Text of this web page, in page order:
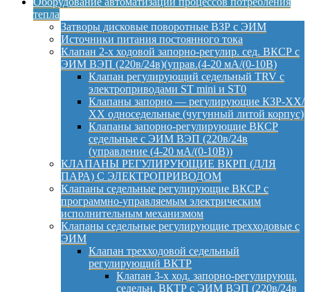
тепла
Затворы дисковые поворотные ВЗР с ЭИМ
Источники питания постоянного тока
Клапан 2-х ходовой запорно-регулир. сед. ВКСР с
ЭИМ ВЭП (220в/24в)(управ.(4-20 мА/(0-10В)
Клапан регулирующий седельный TRV с
электроприводами ST mini и ST0
Клапаны запорно — регулирующие КЗР-ХХ/
ХХ односедельные (чугунный литой корпус)
Клапаны запорно-регулирующие ВКСР
седельные с ЭИМ ВЭП (220в/24в
(управление (4-20 мА/(0-10В))
КЛАПАНЫ РЕГУЛИРУЮЩИЕ ВКРП (ДЛЯ
ПАРА) С ЭЛЕКТРОПРИВОДОМ
Клапаны седельные регулирующие ВКСР с
программно-управляемым электрическим
исполнительным механизмом
Клапаны седельные регулирующие трехходовые с
ЭИМ
Клапан трехходовой седельный
регулирующий ВКТР
Клапан 3-х ход. запорно-регулирующ.
седельн. ВКТР с ЭИМ ВЭП (220в/24в